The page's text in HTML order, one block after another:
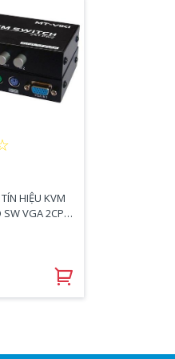
KVM
VGA 2CPU